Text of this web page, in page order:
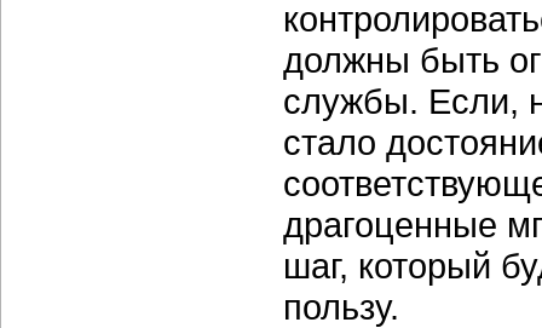
должны быть
службы. Если,
стало
драгоценные
шаг, который
пользу.